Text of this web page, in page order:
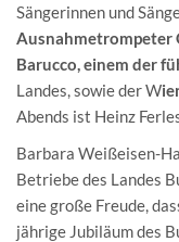
Sängerinnen und
Ausnahmetrompeter
Barucco, einem der
Landes, sowie der W
Abends ist Heinz
Barbara Weißeisen-
Betriebe des Landes
eine große Freude,
jährige Jubiläum des